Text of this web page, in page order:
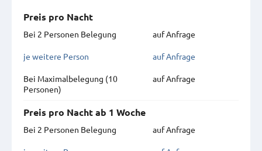
Preis pro Nacht
Bei 2 Personen Belegung
auf Anfrage
je weitere Person auf Anfrage
Bei Maximal­belegung (10
Personen)
auf Anfrage
Preis pro Nacht ab 1 Woche
Bei 2 Personen Belegung
auf Anfrage